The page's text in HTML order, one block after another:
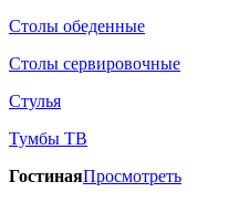
Столы обеденные
Столы сервировочные
Стулья
Тумбы ТВ
ГостинаяПросмотреть